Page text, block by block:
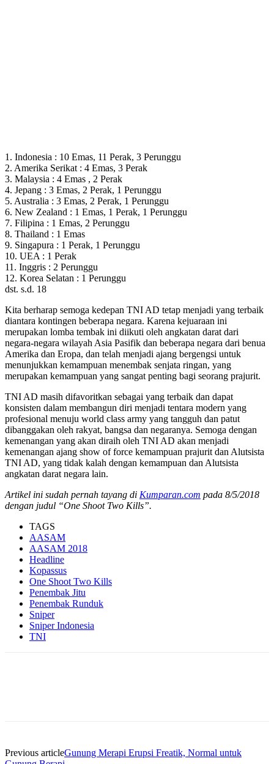
1. Indonesia : 10 Emas, 11 Perak, 3 Perunggu
2. Amerika Serikat : 4 Emas, 3 Perak
3. Malaysia : 4 Emas , 2 Perak
4. Jepang : 3 Emas, 2 Perak, 1 Perunggu
5. Australia : 3 Emas, 2 Perak, 1 Perunggu
6. New Zealand : 1 Emas, 1 Perak, 1 Perunggu
7. Filipina : 1 Emas, 2 Perunggu
8. Thailand : 1 Emas
9. Singapura : 1 Perak, 1 Perunggu
10. UEA : 1 Perak
11. Inggris : 2 Perunggu
12. Korea Selatan : 1 Perunggu
dst. s.d. 18
Kita berharap semoga kedepan TNI AD tetap menjadi yang terbaik
diantara kontingen beberapa negara. Karena kejuaraan ini
merupakan lomba tembak ini diikuti oleh angkatan darat dari
negara-negara wilayah Asia Pasifik dan beberapa negara dari benua
Amerika dan Eropa, dan telah menjadi ajang bergengsi untuk
menunjukkan kemampuan menembak senjata ringan, yang
merupakan kemampuan yang sangat penting bagi seorang prajurit.
TNI AD masih difavoritkan sebagai yang terbaik dan dapat
konsisten dalam membangun diri menjadi tentara modern yang
profesional menuju world class army yang tangguh dan patut
dibanggakan oleh rakyat, bangsa dan negaranya. Semoga dengan
kemenangan yang akan diraih oleh TNI AD akan menjadi
kemenangan ajang show of force kemampuan prajurit dan Alutsista
TNI AD, yang tidak kalah dengan kemampuan dan Alutsista
angkatan darat negara lain.
Artikel ini sudah pernah tayang di Kumparan.com pada 8/5/2018
dengan judul “One Shoot Two Kills”.
TAGS
AASAM
AASAM 2018
Headline
Kopassus
One Shoot Two Kills
Penembak Jitu
Penembak Runduk
Sniper
Sniper Indonesia
TNI
Previous articleGunung Merapi Erupsi Freatik, Normal untuk